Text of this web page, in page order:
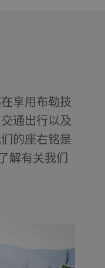
享用布勒技
通出行以及
的座右铭是
解有关我们